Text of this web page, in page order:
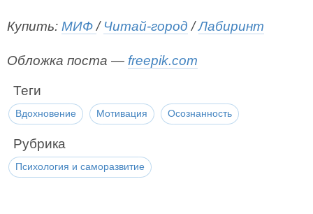
Купить: МИФ/ Читай-город /Лабиринт
Обложка поста — freepik.com
Теги
Вдохновение Мотивация Осознанность
Рубрика
Психология и саморазвитие